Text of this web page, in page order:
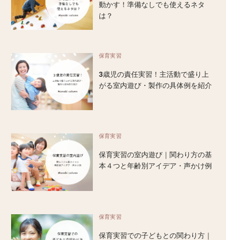
動かす！準備なしでも使えるネタ
は？
保育実習
3歳児の責任実習！主活動で盛り上
がる室内遊び・製作の具体例を紹介
保育実習
保育実習の室内遊び｜関わり方の基
本４つと年齢別アイデア・声かけ例
保育実習
保育実習での子どもとの関わり方｜